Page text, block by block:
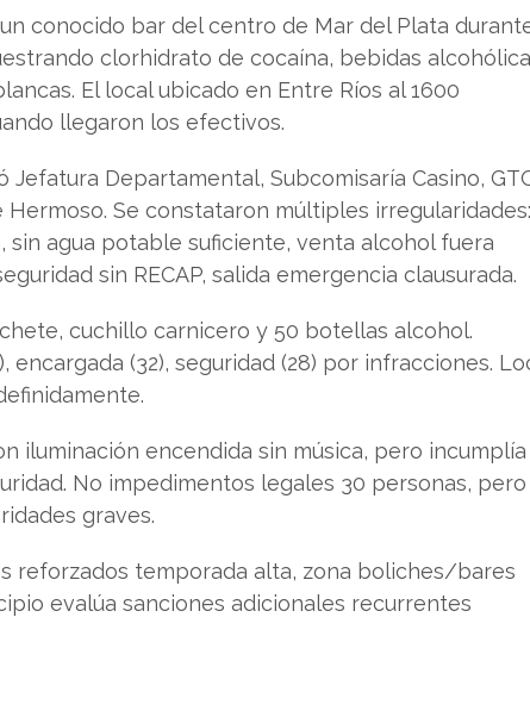
conocido bar del centro de Mar del Plata
clorhidrato de cocaína, bebidas
El local ubicado en Entre Ríos al 1600
llegaron los efectivos.
Departamental, Subcomisaría Casino,
Hermoso. Se constataron múltiples irregularidades:
agua potable suficiente, venta alcohol fuera
sin RECAP, salida emergencia clausurada.
cuchillo carnicero y 50 botellas alcohol.
(32), seguridad (28) por infracciones.
iluminación encendida sin música, pero incumplía
No impedimentos legales 30 personas, pero
graves.
reforzados temporada alta, zona boliches/bares
evalúa sanciones adicionales recurrentes